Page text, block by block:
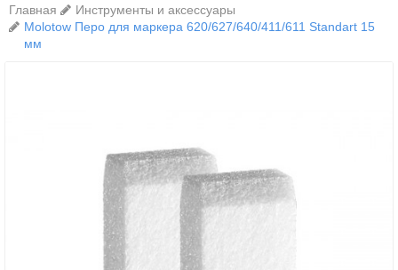
Главная
Инструменты и аксессуары
Molotow Перо для маркера 620/627/640/411/611 Standart 15
мм